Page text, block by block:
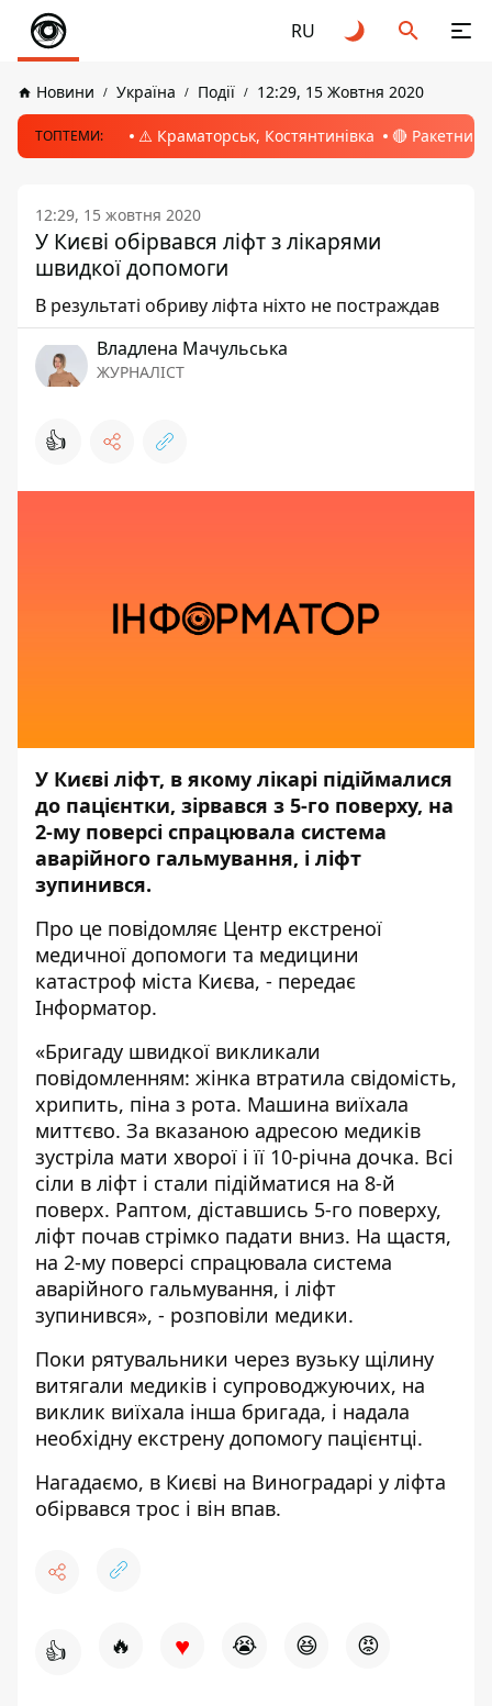
RU
Новини Україна Події 12:29, 15 Жовтня 2020
ТОПТЕМИ: ⚠️ Краматорськ, Костянтинівка 🔴 Ракетний
12:29, 15 жовтня 2020
У Києві обірвався ліфт з лікарями
швидкої допомоги
В результаті обриву ліфта ніхто не постраждав
Владлена Мачульська
ЖУРНАЛІСТ
👍
У Києві ліфт, в якому лікарі підіймалися
до пацієнтки, зірвався з 5-го поверху, на
2-му поверсі спрацювала система
аварійного гальмування, і ліфт
зупинився.
Про це повідомляє Центр екстреної
медичної допомоги та медицини
катастроф міста Києва, - передає
Інформатор.
«Бригаду швидкої викликали
повідомленням: жінка втратила свідомість,
хрипить, піна з рота. Машина виїхала
миттєво. За вказаною адресою медиків
зустріла мати хворої і її 10-річна дочка. Всі
сіли в ліфт і стали підійматися на 8-й
поверх. Раптом, діставшись 5-го поверху,
ліфт почав стрімко падати вниз. На щастя,
на 2-му поверсі спрацювала система
аварійного гальмування, і ліфт
зупинився», - розповіли медики.
Поки рятувальники через вузьку щілину
витягали медиків і супроводжуючих, на
виклик виїхала інша бригада, і надала
необхідну екстрену допомогу пацієнтці.
Нагадаємо, в Києві на Виноградарі у ліфта
обірвався трос і він впав.
👍 🔥 ♥ 😭 😆 😡